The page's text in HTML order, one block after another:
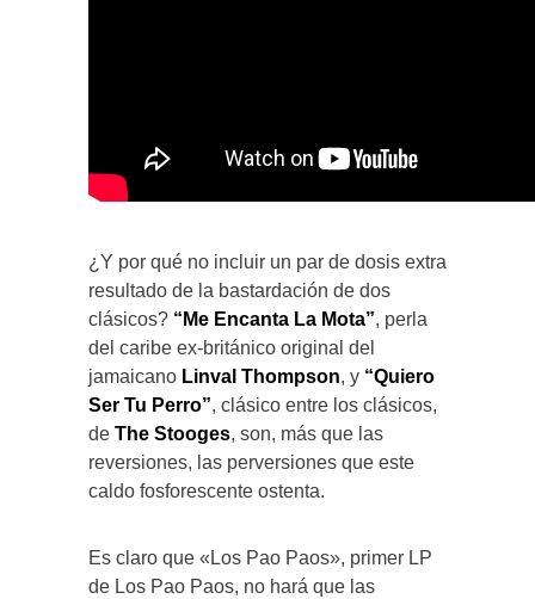
¿Y por qué no incluir un par de dosis extra
resultado de la bastardación de dos
clásicos? “Me Encanta La Mota”, perla
del caribe ex-británico original del
jamaicano Linval Thompson, y “Quiero
Ser Tu Perro”, clásico entre los clásicos,
de The Stooges, son, más que las
reversiones, las perversiones que este
caldo fosforescente ostenta.
Es claro que «Los Pao Paos», primer LP
de Los Pao Paos, no hará que las